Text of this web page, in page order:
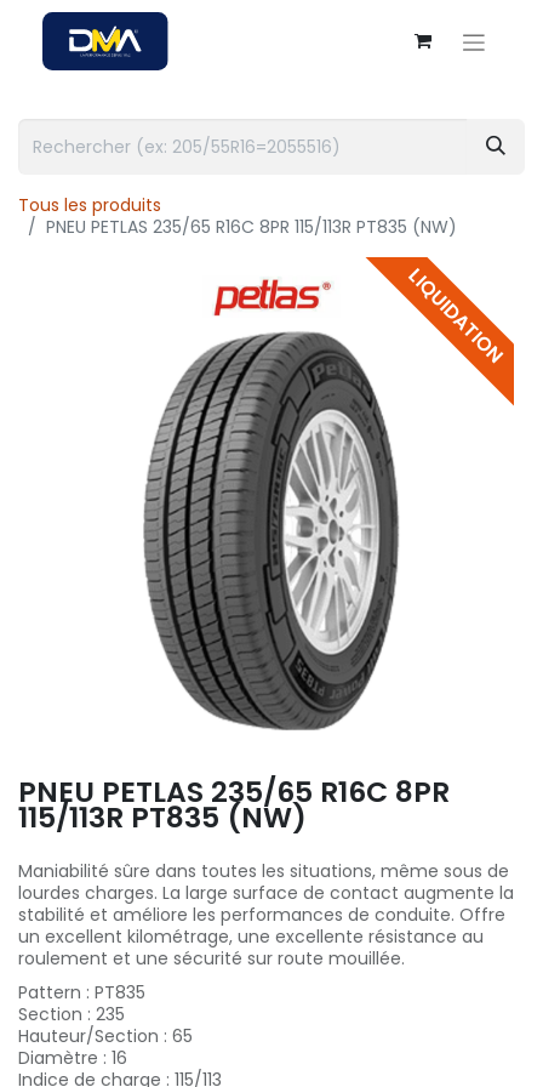
Tous les produits
PNEU PETLAS 235/65 R16C 8PR 115/113R PT835 (NW)
LIQUIDATION
PNEU PETLAS 235/65 R16C 8PR
115/113R PT835 (NW)
Maniabilité sûre dans toutes les situations, même sous de
lourdes charges. La large surface de contact augmente la
stabilité et améliore les performances de conduite. Offre
un excellent kilométrage, une excellente résistance au
roulement et une sécurité sur route mouillée.
Pattern : PT835
Section : 235
Hauteur/Section : 65
Diamètre : 16
Indice de charge : 115/113